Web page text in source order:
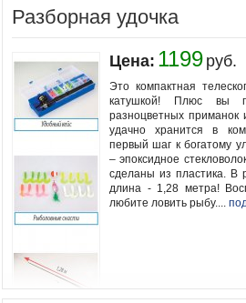
Разборная удочка
Цена: 1199 руб.
Это компактная
катушкой! Плюс вы
разноцветных приманок
удачно хранится в
первый шаг к богатому
– эпоксидное
сделаны из пластика. В
длина - 1,28 метра!
любите ловить рыбу....